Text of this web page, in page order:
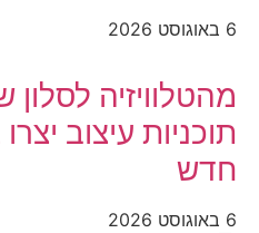
6 באוגוסט 2026
מהטלוויזיה
תוכניות עיצוב
חדש
6 באוגוסט 2026